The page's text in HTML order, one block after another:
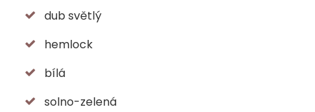
dub světlý
hemlock
bílá
solno-zelená